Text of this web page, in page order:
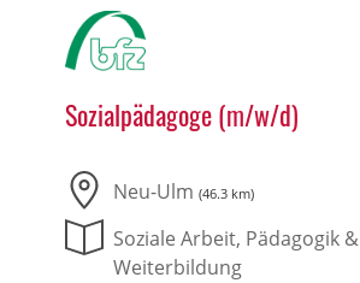
Sozialpädagoge (m/w/d)
Neu-Ulm (46.3 km)
Soziale Arbeit, Pädagogik &
Weiterbildung